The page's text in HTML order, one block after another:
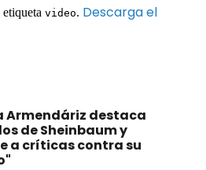
video. Descarga el
Armendáriz destaca
de Sheinbaum y
a críticas contra su